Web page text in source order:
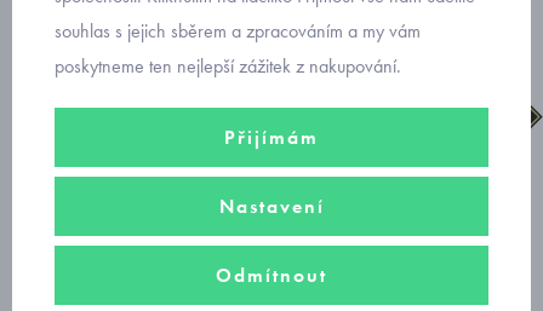
souhlas s jejich sběrem a zpracováním a my vám
poskytneme ten nejlepší zážitek z nakupování.
Přijímám
Nastavení
Odmítnout